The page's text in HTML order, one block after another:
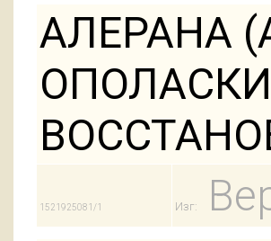
АЛЕРАНА
1521925081/1 Изг: